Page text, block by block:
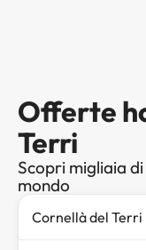
Offerte
Terri
Scopri migliaia
mondo